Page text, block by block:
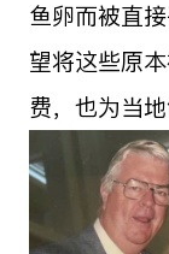
鱼卵而被直
望将这些原
费，也为当地